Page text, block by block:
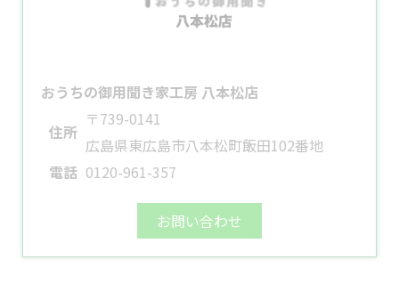
おうちの御用聞き家工房 八本松店
住所
〒739-0141
広島県東広島市八本松町飯田102番地
電話 0120-961-357
お問い合わせ